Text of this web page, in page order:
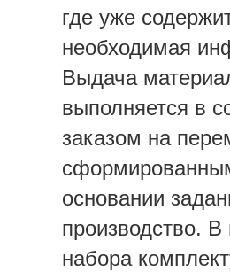
где уже
необходимая
Выдача
выполняется в
заказом на
основании
производство.
набора